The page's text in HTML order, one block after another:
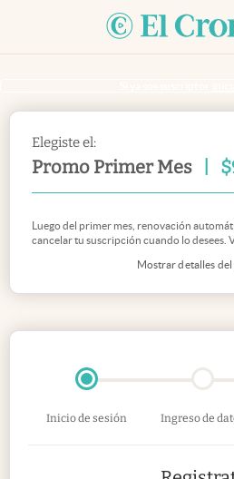
Elegiste el:
Promo Primer Mes $
Mostrar detalles del
Luego del primer mes, renovación
cancelar tu suscripción cuando lo desees.
Inicio de sesión Ingreso de